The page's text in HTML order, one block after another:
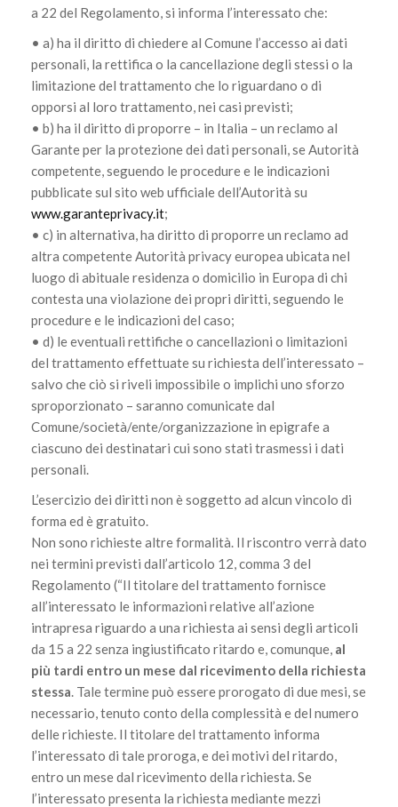
a 22 del Regolamento, si informa l’interessato che:
• a) ha il diritto di chiedere al Comune l’accesso ai dati
personali, la rettifica o la cancellazione degli stessi o la
limitazione del trattamento che lo riguardano o di
opporsi al loro trattamento, nei casi previsti;
• b) ha il diritto di proporre – in Italia – un reclamo al
Garante per la protezione dei dati personali, se Autorità
competente, seguendo le procedure e le indicazioni
pubblicate sul sito web ufficiale dell’Autorità su
www.garanteprivacy.it;
• c) in alternativa, ha diritto di proporre un reclamo ad
altra competente Autorità privacy europea ubicata nel
luogo di abituale residenza o domicilio in Europa di chi
contesta una violazione dei propri diritti, seguendo le
procedure e le indicazioni del caso;
• d) le eventuali rettifiche o cancellazioni o limitazioni
del trattamento effettuate su richiesta dell’interessato –
salvo che ciò si riveli impossibile o implichi uno sforzo
sproporzionato – saranno comunicate dal
Comune/società/ente/organizzazione in epigrafe a
ciascuno dei destinatari cui sono stati trasmessi i dati
personali.
L’esercizio dei diritti non è soggetto ad alcun vincolo di
forma ed è gratuito.
Non sono richieste altre formalità. Il riscontro verrà dato
nei termini previsti dall’articolo 12, comma 3 del
Regolamento (“Il titolare del trattamento fornisce
all’interessato le informazioni relative all’azione
intrapresa riguardo a una richiesta ai sensi degli articoli
da 15 a 22 senza ingiustificato ritardo e, comunque, al
più tardi entro un mese dal ricevimento della richiesta
stessa. Tale termine può essere prorogato di due mesi, se
necessario, tenuto conto della complessità e del numero
delle richieste. Il titolare del trattamento informa
l’interessato di tale proroga, e dei motivi del ritardo,
entro un mese dal ricevimento della richiesta. Se
l’interessato presenta la richiesta mediante mezzi